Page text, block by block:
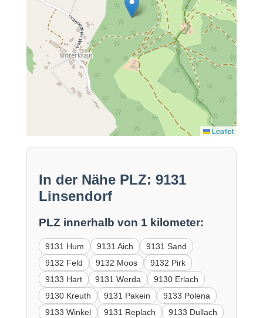
Leaflet
In der Nähe PLZ: 9131
Linsendorf
PLZ innerhalb von 1 kilometer:
9131 Hum 9131 Aich
9131 Sand
9132 Feld
9132 Moos
9132 Pirk
9133 Hart
9131 Werda
9130 Erlach
9130 Kreuth
9131 Pakein
9133 Polena
9133 Winkel
9131 Replach
9133 Dullach